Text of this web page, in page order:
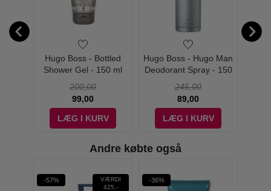
Boss The Scent
Hugo Boss - Bottled
Shower Gel - 150 ml
200,00
99,00
LÆG I KURV
Hugo Boss - Hugo Man
Deodorant Spray - 150
245,00
89,00
LÆG I KURV
Andre købte også
-57%
VÆRDI
425,-
-36%